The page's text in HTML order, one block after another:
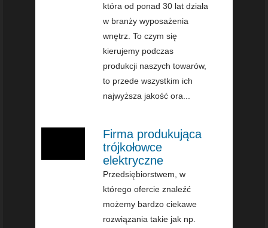
która od ponad 30 lat działa
w branży wyposażenia
wnętrz. To czym się
kierujemy podczas
produkcji naszych towarów,
to przede wszystkim ich
najwyższa jakość ora...
Firma produkująca
trójkołowce
elektryczne
Przedsiębiorstwem, w
którego ofercie znaleźć
możemy bardzo ciekawe
rozwiązania takie jak np.